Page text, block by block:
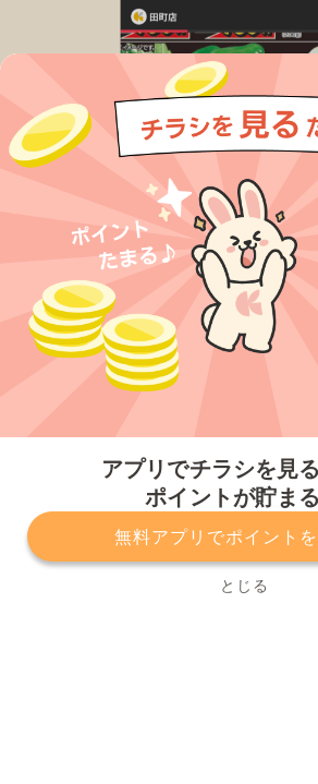
アプリでチラシを見
ポイントが貯まる
無料アプリでポイント
とじる
プライバシーポリシー 利用規約
サービスに関してのお問い合わせ